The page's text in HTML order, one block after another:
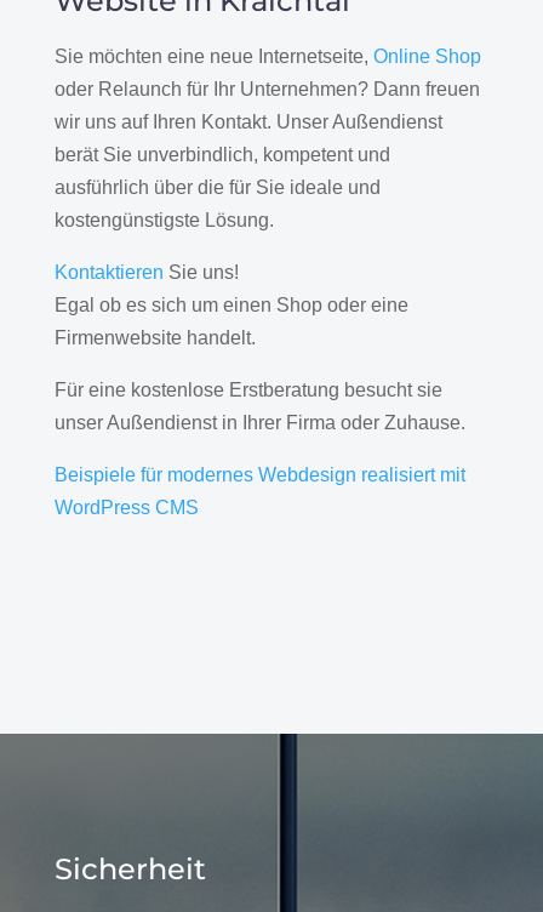
Sie möchten eine neue Internetseite, Online Shop
oder Relaunch für Ihr Unternehmen? Dann freuen
wir uns auf Ihren Kontakt. Unser Außendienst
berät Sie unverbindlich, kompetent und
ausführlich über die für Sie ideale und
kostengünstigste Lösung.
Kontaktieren Sie uns!
Egal ob es sich um einen Shop oder eine
Firmenwebsite handelt.
Für eine kostenlose Erstberatung besucht sie
unser Außendienst in Ihrer Firma oder Zuhause.
Beispiele für modernes Webdesign realisiert mit
WordPress CMS
Sicherheit